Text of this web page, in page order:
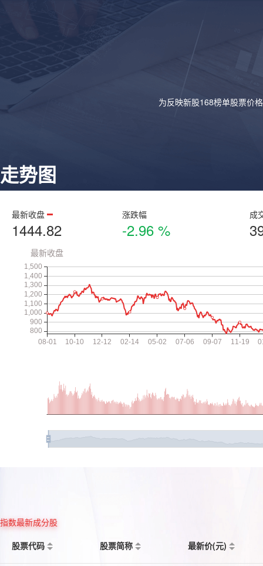
为反映新股168榜单股票价
走势图
最新收盘
1444.82
涨跌幅
-2.96 %
成
指数最新成分股
股票代码
股票简称 最新价(元)